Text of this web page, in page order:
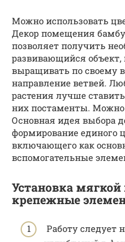
Можно использовать
Декор помещения
позволяет получить
развивающийся
выращивать по своему
направление ветвей.
растения лучше
них постаменты. Можно
Основная идея выбора
формирование единого
включающего как
вспомогательные
Установка
крепежные
Работу следует